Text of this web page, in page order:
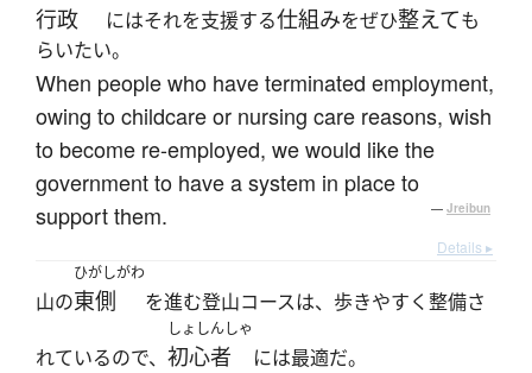
行政 にはそれを支援する仕組みをぜひ整えても
らいたい。
When people who have terminated employment,
owing to childcare or nursing care reasons, wish
to become re-employed, we would like the
government to have a system in place to
support them.
— Jreibun
Details ▸
山の
ひがしがわ
東側 を進む登山コースは、歩きやすく整備さ
れているので、
しょしんしゃ
初心者 には最適だ。